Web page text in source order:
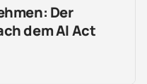
Der
dem AI Act